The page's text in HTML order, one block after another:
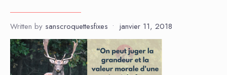
Written by sanscroquettesfixes • janvier 11, 2018